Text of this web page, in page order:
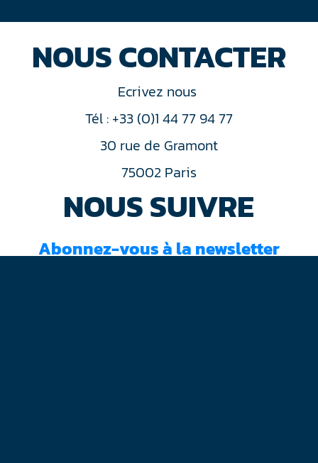
NOUS CONTACTER
Ecrivez nous
Tél : +33 (0)1 44 77 94 77
30 rue de Gramont
75002 Paris
NOUS SUIVRE
Abonnez-vous à la newsletter